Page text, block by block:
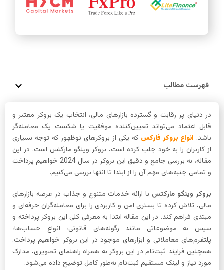
فهرست مطالب
در دنیای پر رقابت و گسترده بازارهای مالی، انتخاب یک بروکر معتبر و
قابل اعتماد می‌تواند تعیین‌کننده موفقیت یا شکست یک معامله‌گر
باشد. انواع بروکر فارکس که یکی از بروکرهای نوظهور که توجه بسیاری
از کاربران را به خود جلب کرده است، بروکر وینگو مارکتس است. در این
مقاله، به بررسی جامع و دقیق این بروکر در سال 2024 خواهیم پرداخت
و تمامی جنبه‌های مهم آن را از ابتدا تا انتها بررسی می‌کنیم.
بروکر وینگو مارکتس با ارائه خدمات متنوع و جذاب در عرصه بازارهای
مالی، تلاش کرده تا بستری امن و کاربردی را برای معامله‌گران حرفه‌ای و
مبتدی فراهم کند. در این مقاله ابتدا به معرفی کلی این بروکر پرداخته و
سپس به موضوعاتی مانند رگوله‌های قانونی، انواع حساب‌ها،
پلتفرم‌های معاملاتی و ابزارهای موجود در این بروکر خواهیم پرداخت.
همچنین فرایند ثبت‌نام در این بروکر به همراه راهنمای تصویری، مدارک
مورد نیاز و لینک مستقیم ثبت‌نام به‌طور کامل توضیح داده می‌شود.